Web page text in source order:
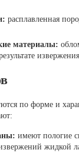
расплавленная
материалы:
извержения.
по форме и
имеют пологие